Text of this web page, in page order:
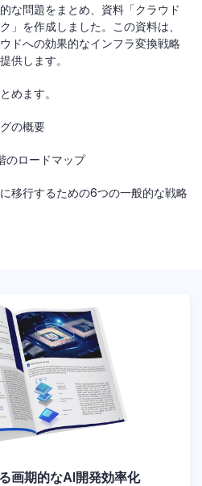
な問題をまとめ、資料「クラウド
」を作成しました。この資料は、
ドへの効果的なインフラ変換戦略
供します。
めます。
の概要
のロードマップ
移行するための6つの一般的な戦略
画期的なAI開発効率化